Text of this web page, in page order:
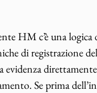
HM c’è una
di registrazione
Se prima